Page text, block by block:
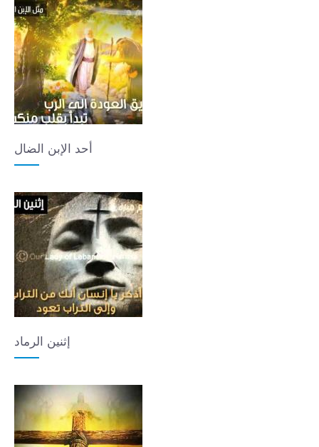
أحد الإبن الضال
إثنين الرماد